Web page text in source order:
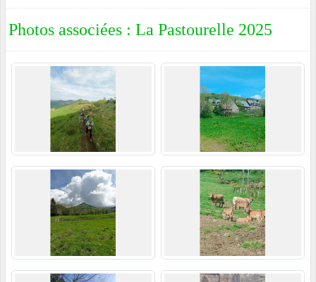
Photos associées : La Pastourelle 2025